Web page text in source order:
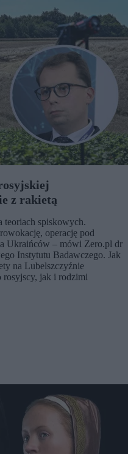
z rakietą
teoriach spiskowych.
operację pod
Ukraińców – mówi Zero.pl dr
Instytutu Badawczego. Jak
na Lubelszczyźnie
jak i rodzimi